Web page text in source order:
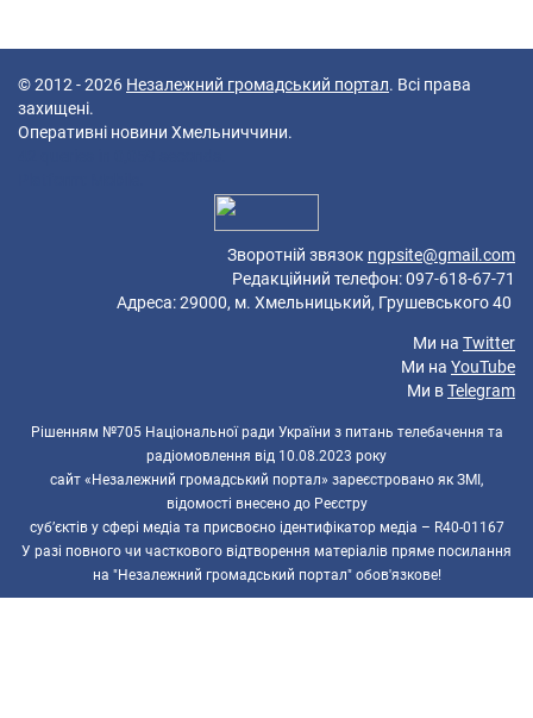
© 2012 - 2026 Незалежний громадський портал. Всі права
захищені.
Оперативні новини Хмельниччини.
Зворотній звязок ngpsite@gmail.com
Редакційний телефон: 097-618-67-71
Адреса: 29000, м. Хмельницький, Грушевського 40
Ми на Twitter
Ми на YouTube
Ми вTelegram
Рішенням №705 Національної ради України з питань телебачення та
радіомовлення від 10.08.2023 року
сайт «Незалежний громадський портал» зареєстровано як ЗМІ,
відомості внесено до Реєстру
суб’єктів у сфері медіа та присвоєно ідентифікатор медіа – R40-01167
У разі повного чи часткового відтворення матеріалів пряме посилання
на "Незалежний громадський портал" обов'язкове!